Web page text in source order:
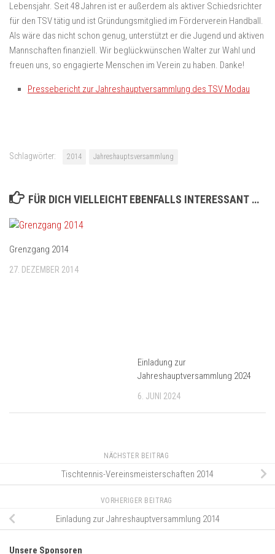
Lebensjahr. Seit 48 Jahren ist er außerdem als aktiver Schiedsrichter
für den TSV tätig und ist Gründungsmitglied im Förderverein Handball.
Als wäre das nicht schon genug, unterstützt er die Jugend und aktiven
Mannschaften finanziell. Wir beglückwünschen Walter zur Wahl und
freuen uns, so engagierte Menschen im Verein zu haben. Danke!
Pressebericht zur Jahreshauptversammlung des TSV Modau
Schlagwörter: 2014 Jahreshauptsversammlung
FÜR DICH VIELLEICHT EBENFALLS INTERESSANT …
Grenzgang 2014
27. DEZEMBER 2014
Einladung zur
Jahreshauptversammlung 2024
6. JUNI 2024
NÄCHSTER BEITRAG
Tischtennis-Vereinsmeisterschaften 2014
VORHERIGER BEITRAG
Einladung zur Jahreshauptversammlung 2014
Unsere Sponsoren